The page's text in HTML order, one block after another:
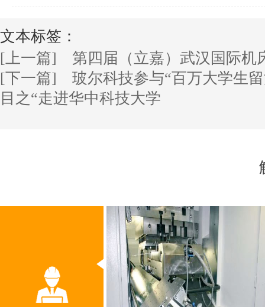
文本标签：
[上一篇] 第四届（立嘉）武汉国际机
[下一篇] 玻尔科技参与“百万大学生
目之“走进华中科技大学